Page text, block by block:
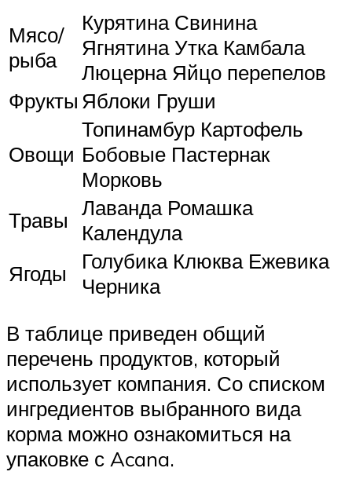
Мясо/
рыба
Курятина Свинина
Ягнятина Утка Камбала
Люцерна Яйцо перепелов
Фрукты Яблоки Груши
Овощи
Топинамбур Картофель
Бобовые Пастернак
Морковь
Травы Лаванда Ромашка
Календула
Ягоды
Голубика Клюква Ежевика
Черника
В таблице приведен общий
перечень продуктов, который
использует компания. Со списком
ингредиентов выбранного вида
корма можно ознакомиться на
упаковке с Acana.